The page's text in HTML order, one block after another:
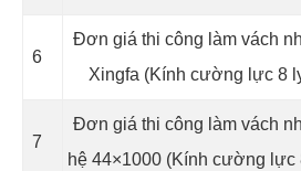
6
Đơn giá thi công làm vách
Xingfa (Kính cường lực 8
7
Đơn giá thi công làm vách
hệ 44×1000 (Kính cường lực